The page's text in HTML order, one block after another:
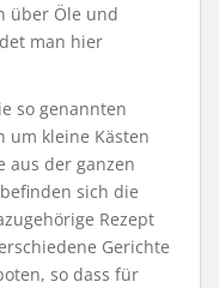
über Öle und
man hier
so genannten
um kleine Kästen
aus der ganzen
sich die
Rezept
Gerichte
so dass für